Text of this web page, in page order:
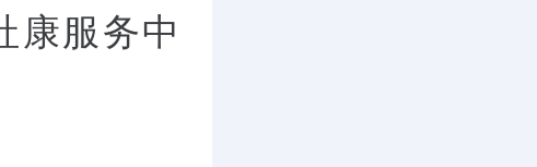
康服务中